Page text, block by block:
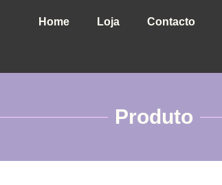
Home Loja Contacto
Produto